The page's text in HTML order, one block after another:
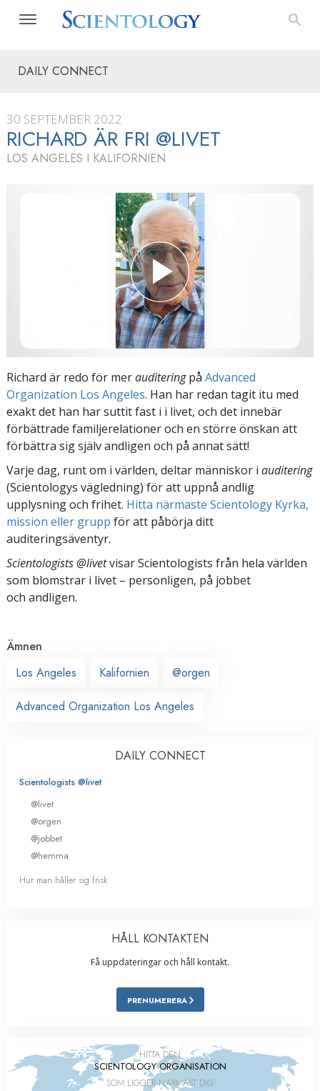
DAILY CONNECT
30 SEPTEMBER 2022
RICHARD ÄR FRI @LIVET
LOS ANGELES I KALIFORNIEN
Richard är redo för merauditeringpå Advanced
Organization Los Angeles. Han har redan tagit itu med
exakt det han har suttit fast i i livet, och det innebär
förbättrade familjerelationer och en större önskan att
förbättra sig själv andligen och på annat sätt!
Varje dag, runt om i världen, deltar människor i auditering
(Scientologys vägledning) för att uppnå andlig
upplysning och frihet. Hitta närmaste Scientology Kyrka,
mission eller grupp för att påbörja ditt
auditeringsäventyr.
Scientologists @livetvisar Scientologists från hela världen
som blomstrar i livet – personligen, på jobbet
och andligen.
Ämnen
Los Angeles
Kalifornien @orgen
Advanced Organization Los Angeles
DAILY CONNECT
Scientologists @livet
@livet
@orgen
@jobbet
@hemma
Hur man håller sig frisk
HÅLL KONTAKTEN
Få uppdateringar och håll kontakt.
PRENUMERERA
HITTA DEN
SCIENTOLOGY ORGANISATION
SOM LIGGER NÄRMAST DIG